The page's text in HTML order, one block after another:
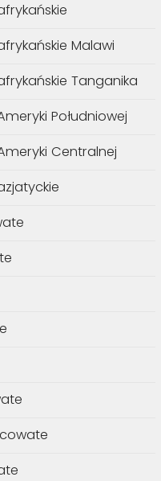
Malawi
Tanganika
Południowej
Centralnej